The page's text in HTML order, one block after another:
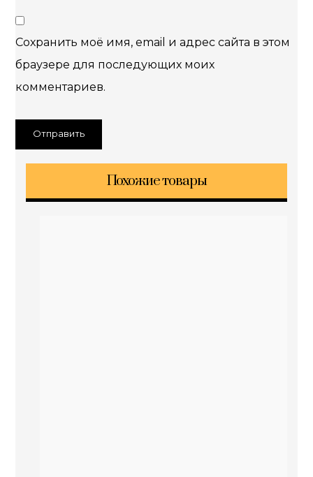
Сохранить моё имя, email и адрес сайта в этом
браузере для последующих моих
комментариев.
Похожие товары